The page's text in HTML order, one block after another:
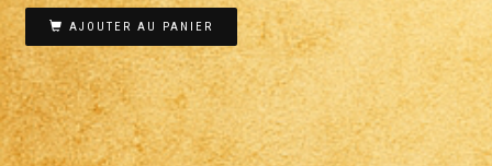
AJOUTER AU PANIER